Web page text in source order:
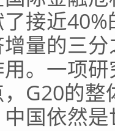
接近
量的三
。一项
G20的
国依然